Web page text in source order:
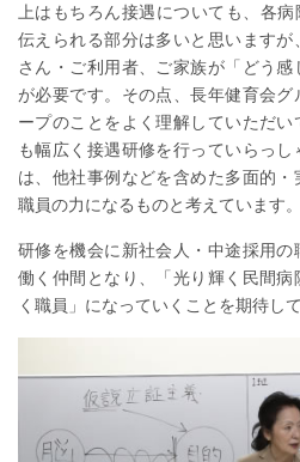
上はもちろん接遇についても、各
伝えられる部分は多いと思います
さん・ご利用者、ご家族が「どう
が必要です。その点、長年健育会
ープのことをよく理解していただ
も幅広く接遇研修を行っていらっ
は、他社事例などを含めた多面的
職員の力になるものと考えています。
研修を機会に新社会人・中途採用
働く仲間となり、「光り輝く民間
く職員」になっていくことを期待して